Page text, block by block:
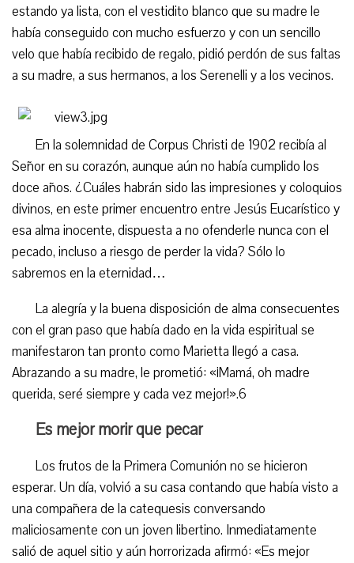
estando ya lista, con el vestidito blanco que su madre le
había conseguido con mucho esfuerzo y con un sencillo
velo que había recibido de regalo, pidió perdón de sus faltas
a su madre, a sus hermanos, a los Serenelli y a los vecinos.
En la solemnidad de Corpus Christi de 1902 recibía al
Señor en su corazón, aunque aún no había cumplido los
doce años. ¿Cuáles habrán sido las impresiones y coloquios
divinos, en este primer encuentro entre Jesús Eucarístico y
esa alma inocente, dispuesta a no ofenderle nunca con el
pecado, incluso a riesgo de perder la vida? Sólo lo
sabremos en la eternidad…
La alegría y la buena disposición de alma consecuentes
con el gran paso que había dado en la vida espiritual se
manifestaron tan pronto como Marietta llegó a casa.
Abrazando a su madre, le prometió: «¡Mamá, oh madre
querida, seré siempre y cada vez mejor!».6
Es mejor morir que pecar
Los frutos de la Primera Comunión no se hicieron
esperar. Un día, volvió a su casa contando que había visto a
una compañera de la catequesis conversando
maliciosamente con un joven libertino. Inmediatamente
salió de aquel sitio y aún horrorizada afirmó: «Es mejor